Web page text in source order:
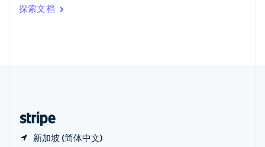
探索文档
新加坡 (简体中文)
English